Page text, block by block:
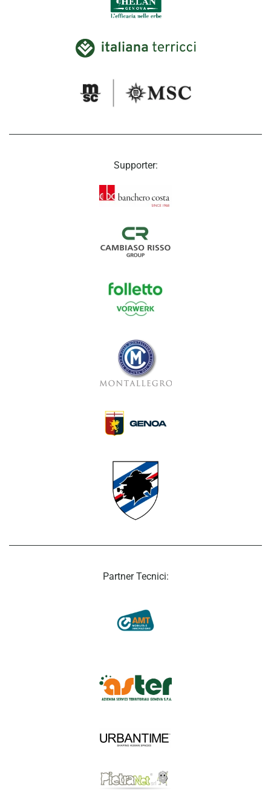
Supporter:
Partner Tecnici: